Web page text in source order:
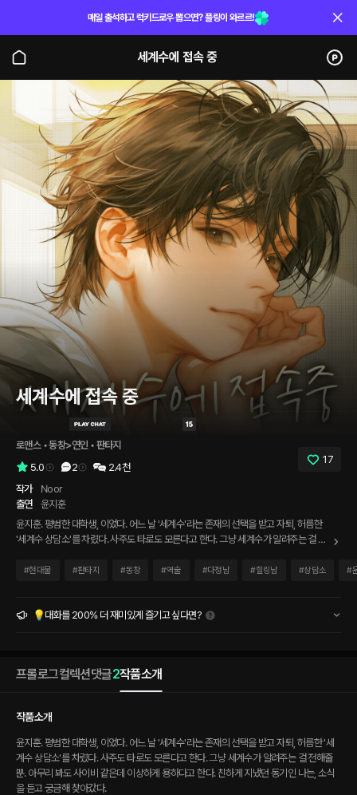
매일 출석하고 럭키드로우 뽑으면? 플링이 와르르!
세계수에 접속 중
세계수에 접속 중
로맨스 • 동창>연인 • 판타지
5.0
2 2.4천
17
작가
Noor
출연
윤지훈
윤지훈. 평범한 대학생, 이었다. 어느 날 '세계수'라는 존재의 선택을 받고 자퇴, 허름한
'세계수 상담소'를 차렸다. 사주도 타로도 모른다고 한다. 그냥 세계수가 알려주는 걸 전
는, 소식을 듣고 궁금해 찾아갔다.
#현대물 #판타지 #동창 #역술 #다정남 #힐링남 #상담소 #
💡대화를 200% 더 재미있게 즐기고 싶다면?
프롤로그컬렉션댓글2작품소개
작품소개
윤지훈. 평범한 대학생, 이었다. 어느 날 '세계수'라는 존재의 선택을 받고 자퇴, 허름한 '세
계수 상담소'를 차렸다. 사주도 타로도 모른다고 한다. 그냥 세계수가 알려주는 걸 전해줄
뿐. 아무리 봐도 사이비 같은데 이상하게 용하다고 한다. 친하게 지냈던 동기인 나는, 소식
을 듣고 궁금해 찾아갔다.